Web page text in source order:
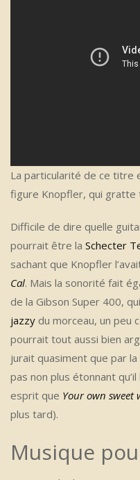
La particularité de ce titre
figure Knopfler, qui gratte
Difficile de dire quelle
pourrait être la Schecter
sachant que Knopfler
Cal. Mais la sonorité fait
de la Gibson Super 400,
jazzy du morceau, un peu
pourrait tout aussi bien
jurait quasiment que par la
pas non plus étonnant
esprit que Your own sweet
plus tard).
Musique